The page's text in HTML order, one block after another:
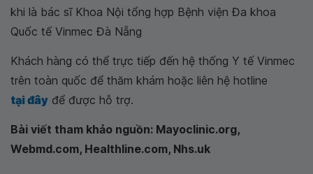
khi là bác sĩ Khoa Nội tổng hợp Bệnh viện Đa khoa
Quốc tế Vinmec Đà Nẵng
Khách hàng có thể trực tiếp đến hệ thống Y tế Vinmec
trên toàn quốc để thăm khám hoặc liên hệ hotline
tại đây để được hỗ trợ.
Bài viết tham khảo nguồn: Mayoclinic.org,
Webmd.com, Healthline.com, Nhs.uk